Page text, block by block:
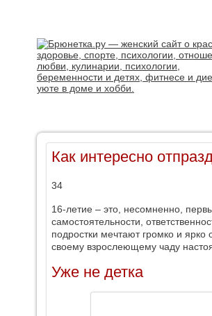
Как интересно
34
16-летие ‒ это, несомненно,
самостоятельности,
подростки мечтают громко и ярко
своему взрослеющему чаду
Уже не детка